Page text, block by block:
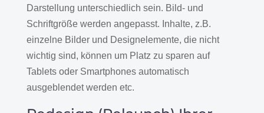
Darstellung unterschiedlich sein. Bild- und
Schriftgröße werden angepasst. Inhalte, z.B.
einzelne Bilder und Designelemente, die nicht
wichtig sind, können um Platz zu sparen auf
Tablets oder Smartphones automatisch
ausgeblendet werden etc.